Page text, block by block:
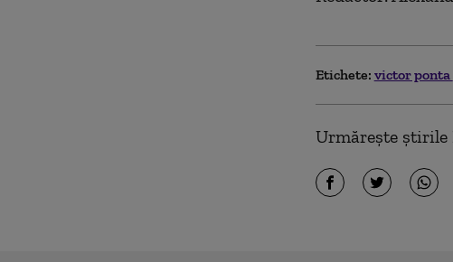
Etichete: victor ponta
Urmărește știrile